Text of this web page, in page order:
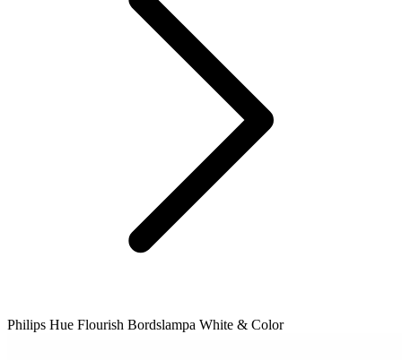
Philips Hue Flourish Bordslampa White & Color